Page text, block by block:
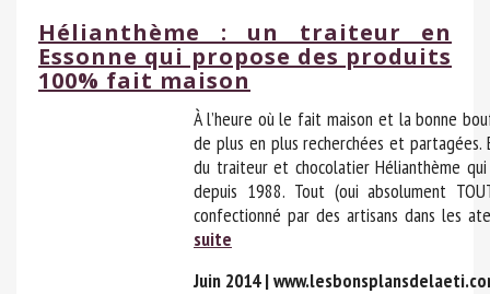
Hélianthème : un traiteur en
Essonne qui propose des produits
100% fait maison
À l’heure où le fait maison et la bonne
de plus en plus recherchées et partagées.
du traiteur et chocolatier Hélianthème
depuis 1988. Tout (oui absolument
confectionné par des artisans dans les
suite
Juin 2014 |